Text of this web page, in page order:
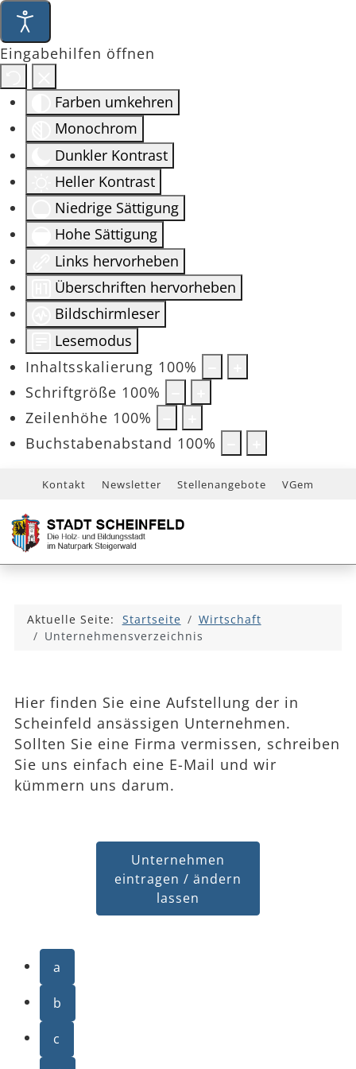
Eingabehilfen öffnen
Farben umkehren
Monochrom
Dunkler Kontrast
Heller Kontrast
Niedrige Sättigung
Hohe Sättigung
Links hervorheben
Überschriften hervorheben
Bildschirmleser
Lesemodus
Inhaltsskalierung 100%
Schriftgröße 100%
Zeilenhöhe 100%
Buchstabenabstand 100%
Kontakt Newsletter Stellenangebote VGem
Aktuelle Seite: Startseite
Wirtschaft
Unternehmensverzeichnis
Hier finden Sie eine Aufstellung der in
Scheinfeld ansässigen Unternehmen.
Sollten Sie eine Firma vermissen, schreiben
Sie uns einfach eine E-Mail und wir
kümmern uns darum.
Unternehmen
eintragen / ändern
lassen
a
b
c